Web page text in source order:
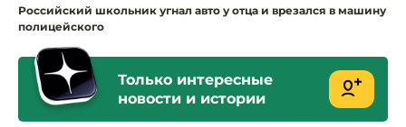
Российский школьник угнал авто у отца и врезался в машину
полицейского
Только интересные
новости и истории